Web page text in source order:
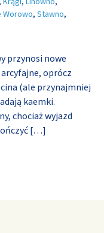
Worowo, Stawno,
przynosi nowe
arcyfajne, oprócz
(ale przynajmniej
kaemki.
chociaż wyjazd
[…]